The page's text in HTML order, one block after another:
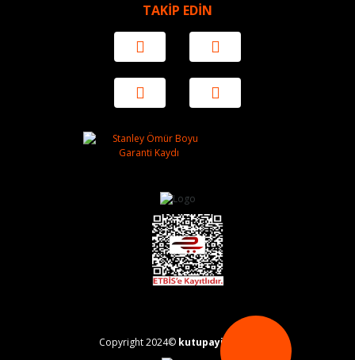
TAKİP EDİN
Copyright 2024© kutupayisi.com